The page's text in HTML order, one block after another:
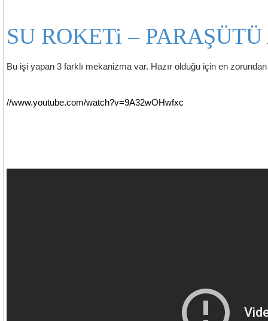
SU ROKETi –
Bu işi yapan 3 farklı mekanizma var. Hazır olduğu için en
//www.youtube.com/watch?v=9A32wOHwfxc